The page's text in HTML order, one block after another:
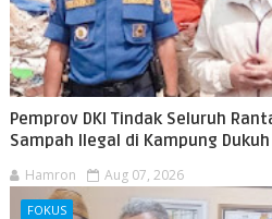
Pemprov DKI Tindak Seluruh
Sampah Ilegal di Kampung Dukuh
Hamron Aug 07, 2026
FOKUS